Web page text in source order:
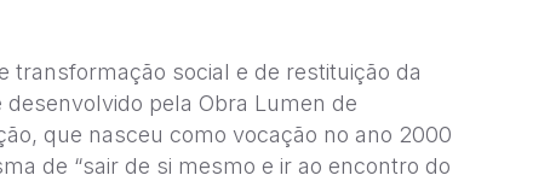
transformação social e de restituição da
desenvolvido pela Obra Lumen de
que nasceu como vocação no ano 2000
de “sair de si mesmo e ir ao encontro do